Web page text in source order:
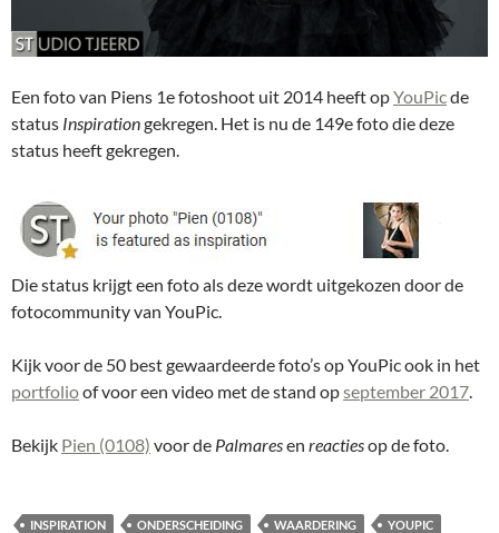
Een foto van Piens 1e fotoshoot uit 2014 heeft opYouPicde
status Inspirationgekregen. Het is nu de 149e foto die deze
status heeft gekregen.
Die status krijgt een foto als deze wordt uitgekozen door de
fotocommunity van YouPic.
Kijk voor de 50 best gewaardeerde foto’s op YouPic ook in het
portfolioof voor een video met de stand opseptember 2017.
Bekijk Pien (0108) voor de Palmaresen reactiesop de foto.
INSPIRATION ONDERSCHEIDING WAARDERING YOUPIC